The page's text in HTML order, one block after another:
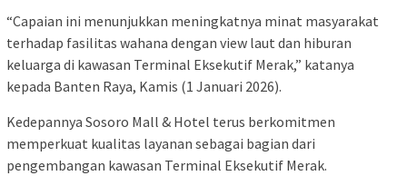
“Capaian ini menunjukkan meningkatnya minat masyarakat
terhadap fasilitas wahana dengan view laut dan hiburan
keluarga di kawasan Terminal Eksekutif Merak,” katanya
kepada Banten Raya, Kamis (1 Januari 2026).
Kedepannya Sosoro Mall & Hotel terus berkomitmen
memperkuat kualitas layanan sebagai bagian dari
pengembangan kawasan Terminal Eksekutif Merak.